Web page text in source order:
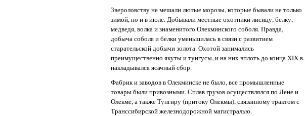
Звероловству не мешали лютые морозы, которые бывали не только
зимой, но и в июле. Добывали местные охотники лисицу, белку,
медведя, волка и знаменитого Олекминского соболя. Правда,
добыча соболя и белки уменьшилась в связи с развитием
старательской добычи золота. Охотой занимались
преимущественно якуты и тунгусы, и на них вплоть до конца XIX в.
накладывался ясачный сбор.
Фабрик и заводов в Олекминске не было, все промышленные
товары были привозными. Сплав грузов осуществлялся по Лене и
Олекме, а также Тунгиру (притоку Олекмы), связанному трактом с
Транссибирской железнодорожной магистралью.